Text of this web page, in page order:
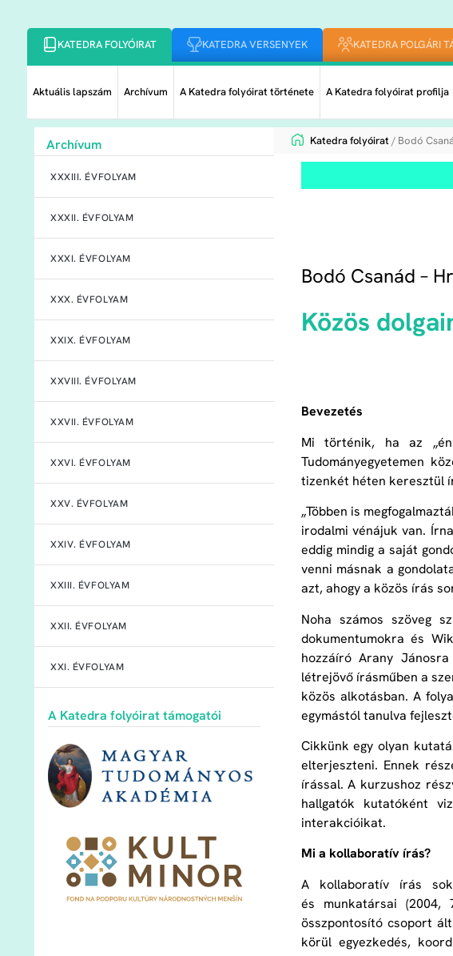
KATEDRA FOLYÓIRAT KATEDRA VERSENYEK KATEDRA POLGÁRI
Aktuális lapszám Archívum A Katedra folyóirat története A Katedra folyóirat profilja
Archívum
XXXIII. ÉVFOLYAM
XXXII. ÉVFOLYAM
XXXI. ÉVFOLYAM
XXX. ÉVFOLYAM
XXIX. ÉVFOLYAM
XXVIII. ÉVFOLYAM
XXVII. ÉVFOLYAM
XXVI. ÉVFOLYAM
XXV. ÉVFOLYAM
XXIV. ÉVFOLYAM
XXIII. ÉVFOLYAM
XXII. ÉVFOLYAM
XXI. ÉVFOLYAM
A Katedra folyóirat támogatói
Katedra folyóirat/ Bodó
Bodó Csanád –
Közös
Bevezetés
Mi történik, ha az
Tudományegyetemen
tizenkét héten keresztül
„Többen is
irodalmi vénájuk van.
eddig mindig a saját
venni másnak a
azt, ahogy a közös írás
Noha számos szöveg
dokumentumokra és
hozzáíró Arany
létrejövő írásműben a
közös alkotásban. A
egymástól tanulva
Cikkünk egy olyan
elterjeszteni. Ennek
írással. A kurzushoz
hallgatók kutatóként
interakcióikat.
Mi a kollaboratív írás?
A kollaboratív írás
és munkatársai
összpontosító csoport
körül egyezkedés,